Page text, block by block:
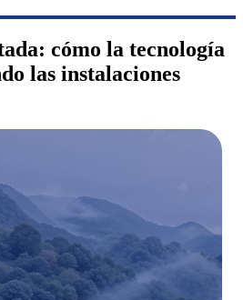
cómo la tecnología
las instalaciones